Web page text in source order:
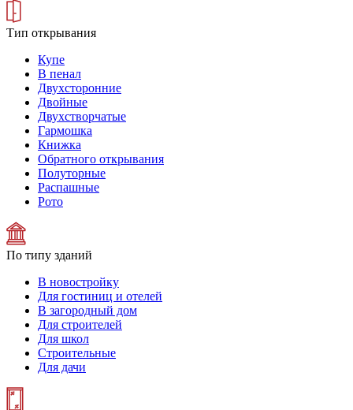
Тип открывания
Купе
В пенал
Двухсторонние
Двойные
Двухстворчатые
Гармошка
Книжка
Обратного открывания
Полуторные
Распашные
Рото
По типу зданий
В новостройку
Для гостиниц и отелей
В загородный дом
Для строителей
Для школ
Строительные
Для дачи